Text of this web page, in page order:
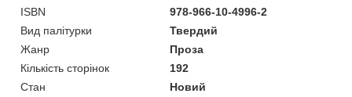
ISBN
978-966-10-4996-2
Вид палітурки
Твердий
Жанр
Проза
Кількість сторінок
192
Стан
Новий